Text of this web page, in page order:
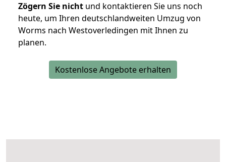
Zögern Sie nicht und kontaktieren Sie uns noch
heute, um Ihren deutschlandweiten Umzug von
Worms nach Westoverledingen mit Ihnen zu
planen.
Kostenlose Angebote erhalten